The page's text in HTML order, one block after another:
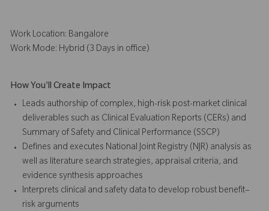
Work Location: Bangalore
Work Mode: Hybrid (3 Days in office)
How You'll Create Impact
Leads authorship of complex, high-risk post-market clinical
deliverables such as Clinical Evaluation Reports (CERs) and
Summary of Safety and Clinical Performance (SSCP)
Defines and executes National Joint Registry (NJR) analysis as
well as literature search strategies, appraisal criteria, and
evidence synthesis approaches
Interprets clinical and safety data to develop robust benefit–
risk arguments